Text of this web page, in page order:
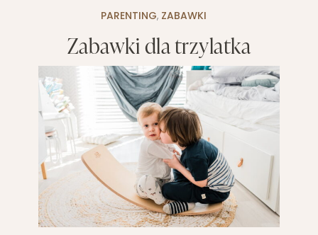
PARENTING, ZABAWKI
Zabawki dla trzylatka